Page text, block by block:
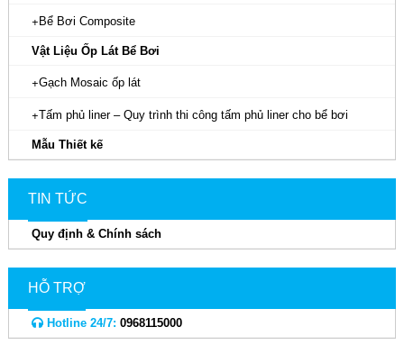
Bể Bơi Composite
Vật Liệu Ốp Lát Bể Bơi
Gạch Mosaic ốp lát
Tấm phủ liner – Quy trình thi công tấm phủ liner cho bể bơi
Mẫu Thiết kế
TIN TỨC
Quy định & Chính sách
HỖ TRỢ
Hotline 24/7: 0968115000